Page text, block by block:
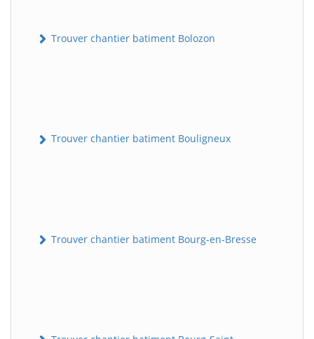
Trouver chantier batiment Bolozon
Trouver chantier batiment Bouligneux
Trouver chantier batiment Bourg-en-Bresse